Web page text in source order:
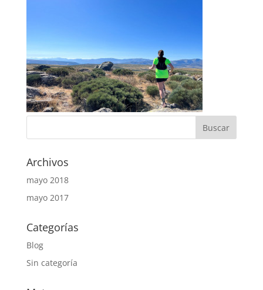
Archivos
mayo 2018
mayo 2017
Categorías
Blog
Sin categoría